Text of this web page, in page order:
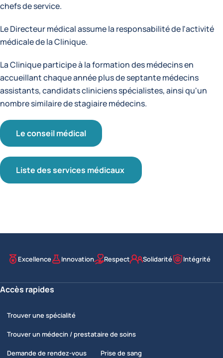
chefs de service.
Le Directeur médical assume la responsabilité de l'activité
médicale de la Clinique.
La Clinique participe à la formation des médecins en
accueillant chaque année plus de septante médecins
assistants, candidats cliniciens spécialistes, ainsi qu'un
nombre similaire de stagiaire médecins.
Le conseil médical
Liste des services médicaux
Nos valeurs
Excellence Innovation Respect Solidarité Intégrité
Accès rapides
Trouver une spécialité
Trouver un médecin / prestataire de soins
Demande de rendez-vous Prise de sang